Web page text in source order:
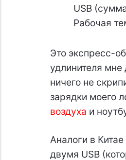
USB
Рабочая
Это экспресс-
удлинителя мне
ничего не
зарядки моего
воздуха и
Аналоги в
двумя USB